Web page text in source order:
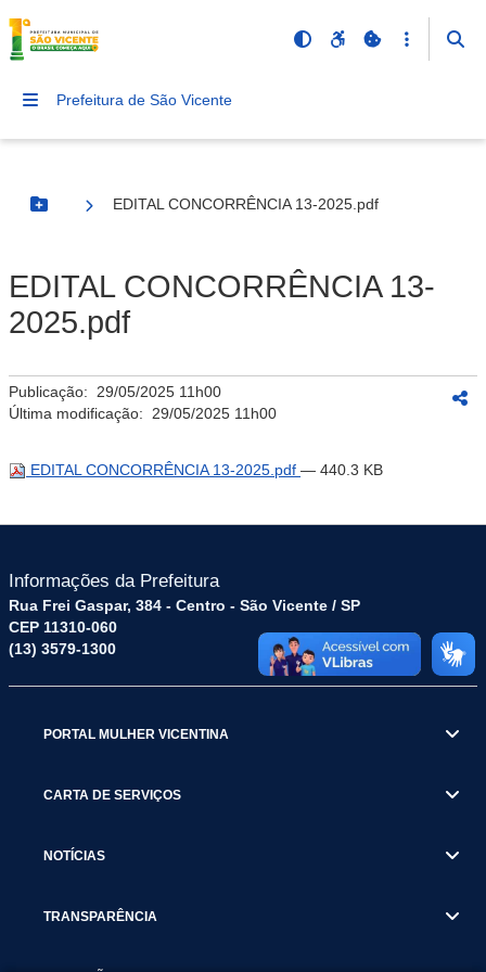
Prefeitura de São Vicente
Botão Menu
EDITAL CONCORRÊNCIA 13-2025.pdf
EDITAL CONCORRÊNCIA 13-
2025.pdf
Publicação: 29/05/2025 11h00
Última modificação: 29/05/2025 11h00
EDITAL CONCORRÊNCIA 13-2025.pdf — 440.3 KB
Informações da Prefeitura
Rua Frei Gaspar, 384 - Centro - São Vicente / SP
CEP 11310-060
(13) 3579-1300
PORTAL MULHER VICENTINA
CARTA DE SERVIÇOS
NOTÍCIAS
TRANSPARÊNCIA